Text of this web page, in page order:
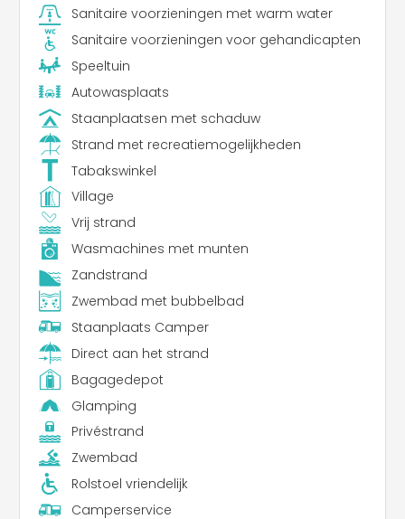
Sanitaire voorzieningen met warm water
Sanitaire voorzieningen voor gehandicapten
Speeltuin
Autowasplaats
Staanplaatsen met schaduw
Strand met recreatiemogelijkheden
Tabakswinkel
Village
Vrij strand
Wasmachines met munten
Zandstrand
Zwembad met bubbelbad
Staanplaats Camper
Direct aan het strand
Bagagedepot
Glamping
Privéstrand
Zwembad
Rolstoel vriendelijk
Camperservice